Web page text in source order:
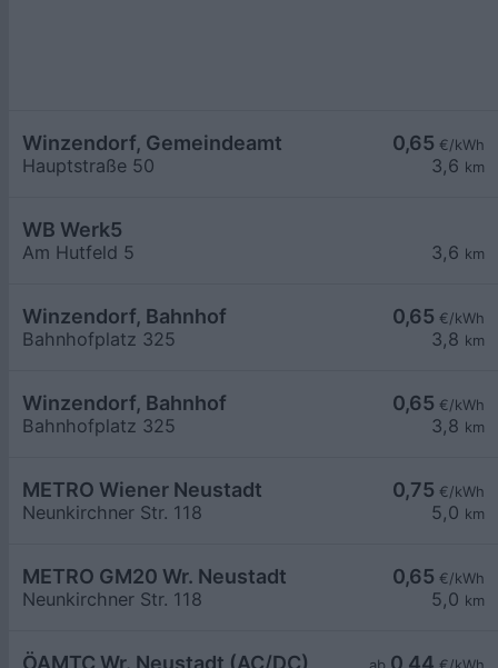
0,65 €/kWh
3,6 km
Winzendorf, Gemeindeamt
Hauptstraße 50
3,6 km
WB Werk5
Am Hutfeld 5
0,65 €/kWh
3,8 km
Winzendorf, Bahnhof
Bahnhofplatz 325
0,65 €/kWh
3,8 km
Winzendorf, Bahnhof
Bahnhofplatz 325
0,75 €/kWh
5,0 km
METRO Wiener Neustadt
Neunkirchner Str. 118
0,65 €/kWh
5,0 km
METRO GM20 Wr. Neustadt
Neunkirchner Str. 118
0,44
ÖAMTC Wr. Neustadt (AC/DC)